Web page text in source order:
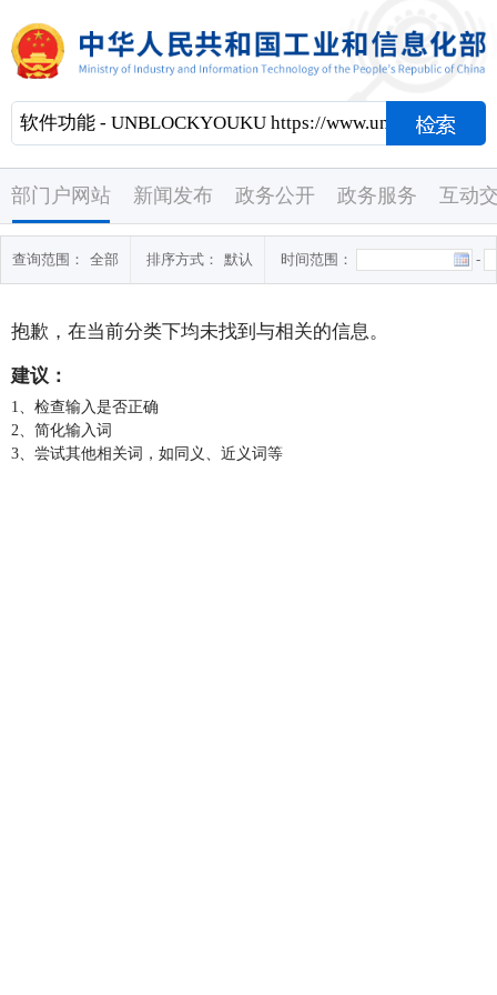
部门户网站 新闻发布 政务公开 政务服务 互动
查询范围： 全部 排序方式： 默认 时间范围： -
抱歉，在当前分类下均未找到与相关的信息。
建议：
1、检查输入是否正确
2、简化输入词
3、尝试其他相关词，如同义、近义词等